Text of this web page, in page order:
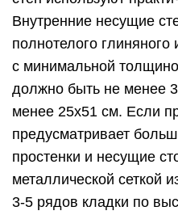
Внутренние несущие
полнотелого глиняного
с минимальной
должно быть не менее
менее 25х51 см. Если
предусматривает
простенки и несущие
металлической сеткой
3-5 рядов кладки по